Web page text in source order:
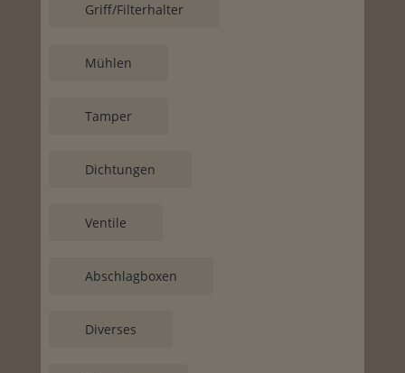
Griff/Filterhalter
Mühlen
Tamper
Dichtungen
Ventile
Abschlagboxen
Diverses